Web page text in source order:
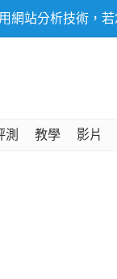
網站分析技術，
測 教學 影片